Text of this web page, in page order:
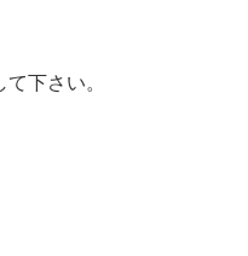
下さい。